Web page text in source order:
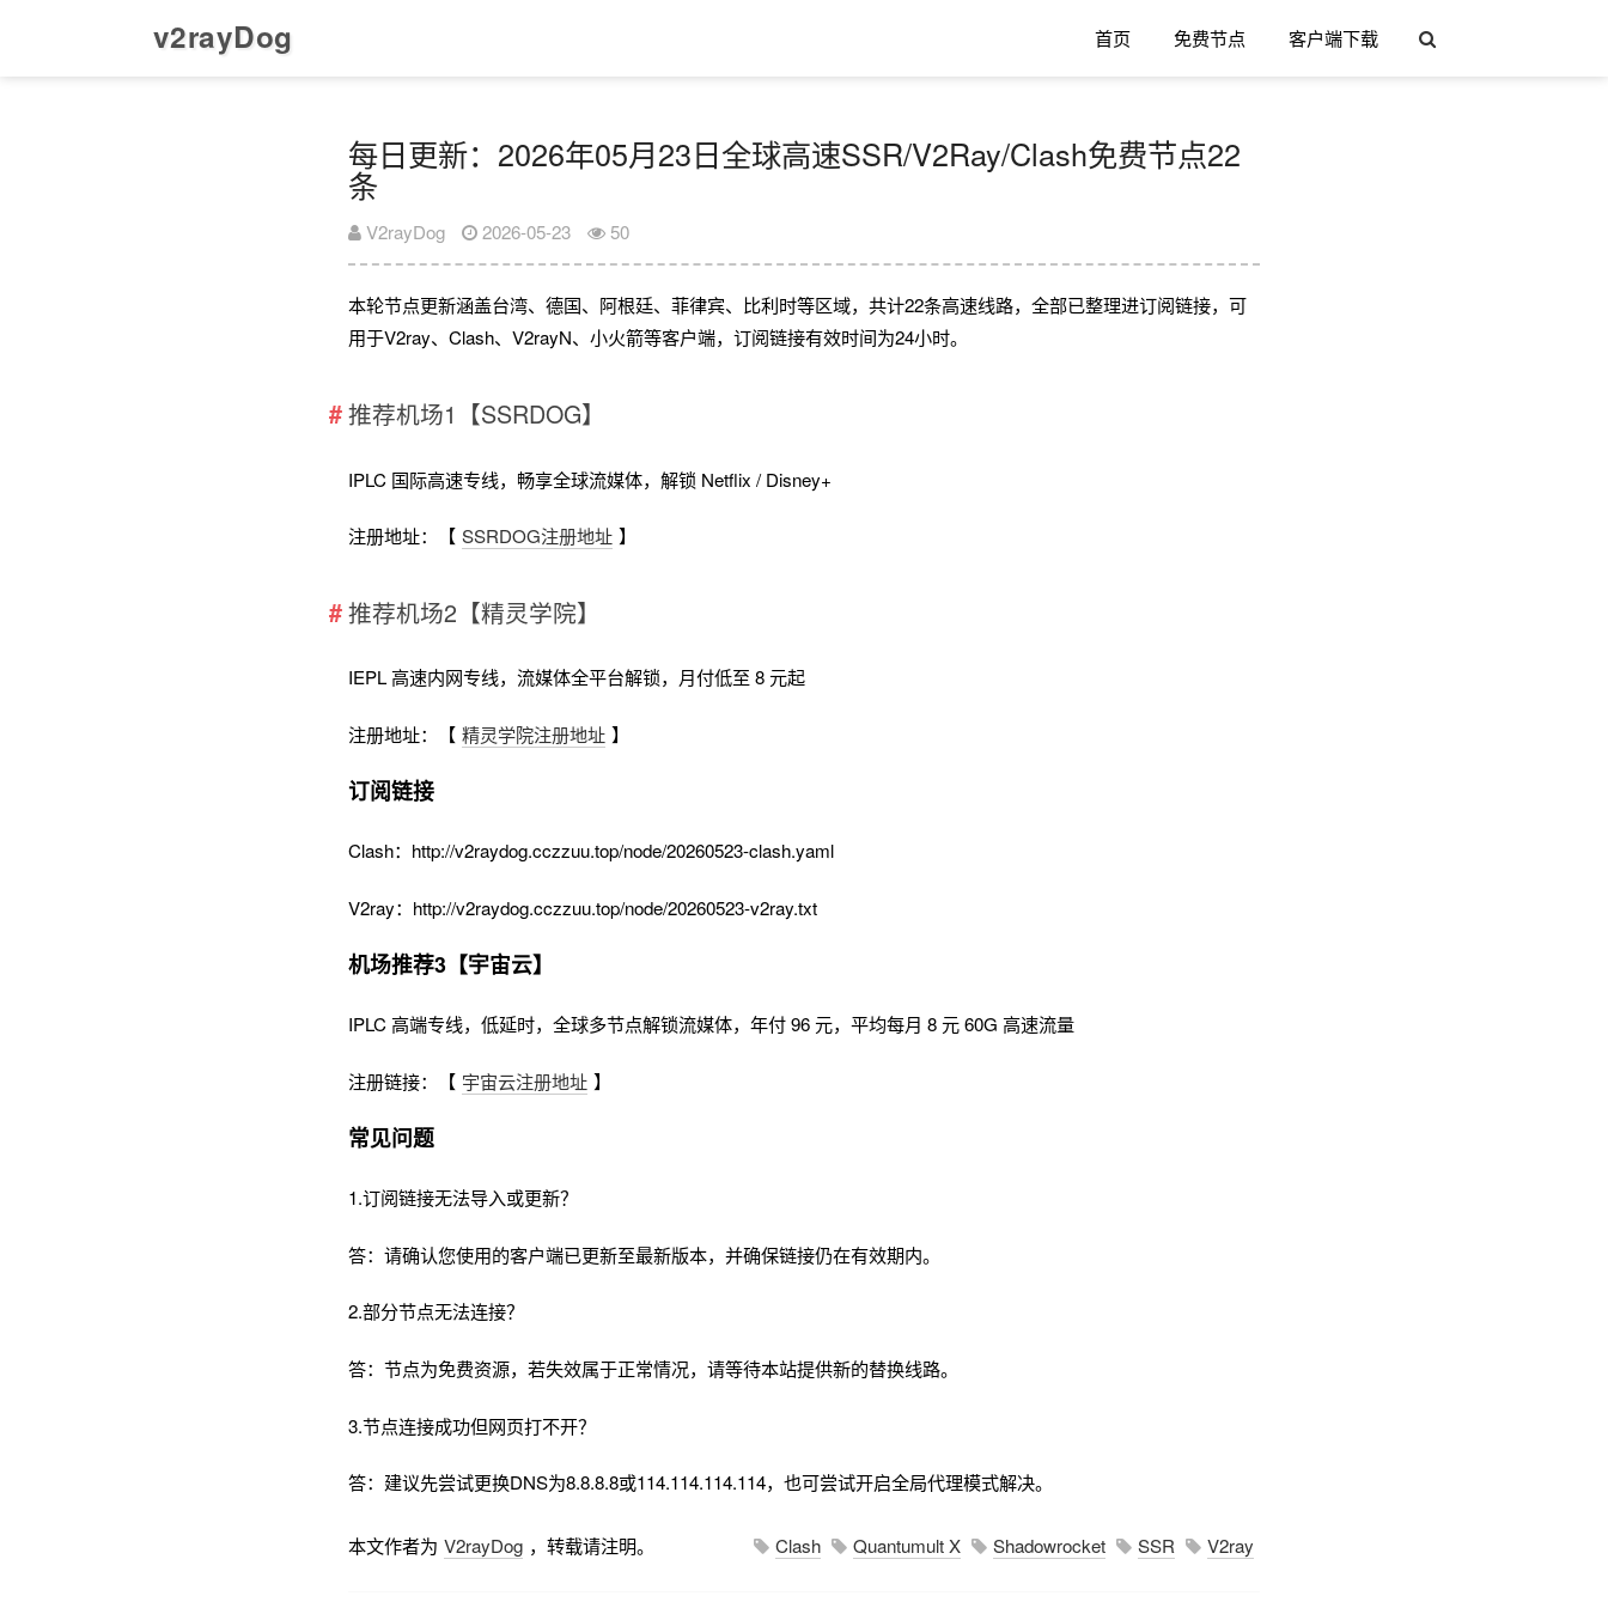
v2rayDog 首页 免费节点 客户端下载
每日更新：2026年05月23日全球高速SSR/V2Ray/Clash免费节点22
条
V2rayDog 2026-05-23 50
本轮节点更新涵盖台湾、德国、阿根廷、菲律宾、比利时等区域，共计22条高速线路，全部已整理进订阅链接，可
用于V2ray、Clash、V2rayN、小火箭等客户端，订阅链接有效时间为24小时。
推荐机场1【SSRDOG】
IPLC 国际高速专线，畅享全球流媒体，解锁 Netflix / Disney+
注册地址：【 SSRDOG注册地址 】
推荐机场2【精灵学院】
IEPL 高速内网专线，流媒体全平台解锁，月付低至 8 元起
注册地址：【 精灵学院注册地址 】
订阅链接
Clash：http://v2raydog.cczzuu.top/node/20260523-clash.yaml
V2ray：http://v2raydog.cczzuu.top/node/20260523-v2ray.txt
机场推荐3【宇宙云】
IPLC 高端专线，低延时，全球多节点解锁流媒体，年付 96 元，平均每月 8 元 60G 高速流量
注册链接：【 宇宙云注册地址 】
常见问题
1.订阅链接无法导入或更新？
答：请确认您使用的客户端已更新至最新版本，并确保链接仍在有效期内。
2.部分节点无法连接？
答：节点为免费资源，若失效属于正常情况，请等待本站提供新的替换线路。
3.节点连接成功但网页打不开？
答：建议先尝试更换DNS为8.8.8.8或114.114.114.114，也可尝试开启全局代理模式解决。
本文作者为 V2rayDog ，转载请注明。 Clash Quantumult X Shadowrocket SSR V2ray